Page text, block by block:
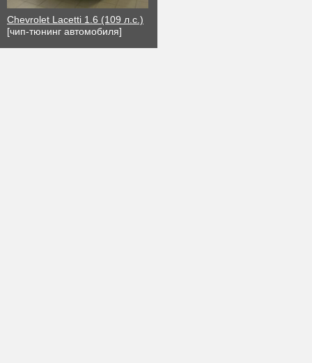
Chevrolet Lacetti 1.6 (109 л.с.)
[чип-тюнинг автомобиля]